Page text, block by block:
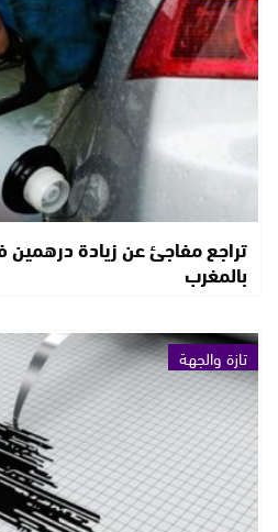
تراجع مفاجئ عن زيادة درهمين
بالمغرب
تازة والجهة